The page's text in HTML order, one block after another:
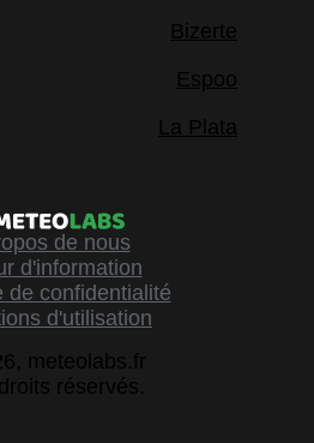
Bizerte
Espoo
La Plata
de nous
d'information
de confidentialité
d'utilisation
meteolabs.fr
réservés.